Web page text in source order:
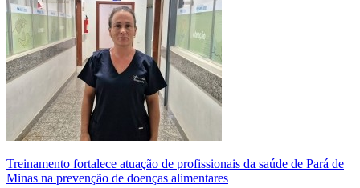
Treinamento fortalece atuação de profissionais da saúde de Pará de
Minas na prevenção de doenças alimentares